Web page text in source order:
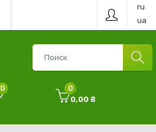
ru
ua
0
0
0,00 ₴